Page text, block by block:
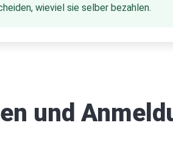
wieviel sie selber bezahlen.
und